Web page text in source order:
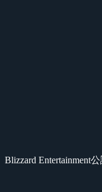
Blizzard Entertainment